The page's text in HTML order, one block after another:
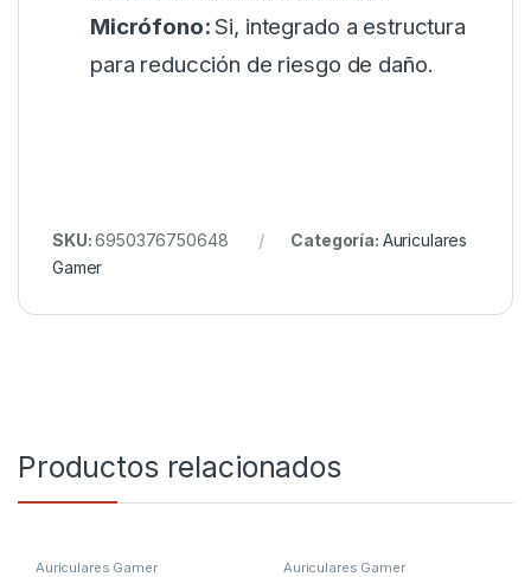
Micrófono:Si, integrado a estructura
para reducción de riesgo de daño.
SKU:6950376750648 Categoría: Auriculares
Gamer
Productos relacionados
Auriculares Gamer Auriculares Gamer